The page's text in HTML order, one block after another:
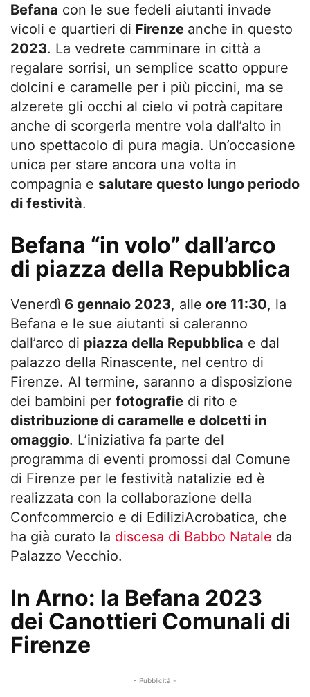
Befana con le sue fedeli aiutanti invade
vicoli e quartieri di Firenze anche in questo
2023. La vedrete camminare in città a
regalare sorrisi, un semplice scatto oppure
dolcini e caramelle per i più piccini, ma se
alzerete gli occhi al cielo vi potrà capitare
anche di scorgerla mentre vola dall’alto in
uno spettacolo di pura magia. Un’occasione
unica per stare ancora una volta in
compagnia e salutare questo lungo periodo
di festività.
Befana “in volo” dall’arco
di piazza della Repubblica
Venerdì 6 gennaio 2023, alle ore 11:30, la
Befana e le sue aiutanti si caleranno
dall’arco di piazza della Repubblica e dal
palazzo della Rinascente, nel centro di
Firenze. Al termine, saranno a disposizione
dei bambini per fotografie di rito e
distribuzione di caramelle e dolcetti in
omaggio. L’iniziativa fa parte del
programma di eventi promossi dal Comune
di Firenze per le festività natalizie ed è
realizzata con la collaborazione della
Confcommercio e di EdiliziAcrobatica, che
ha già curato la discesa di Babbo Natale da
Palazzo Vecchio.
In Arno: la Befana 2023
dei Canottieri Comunali di
Firenze
- Pubblicità -